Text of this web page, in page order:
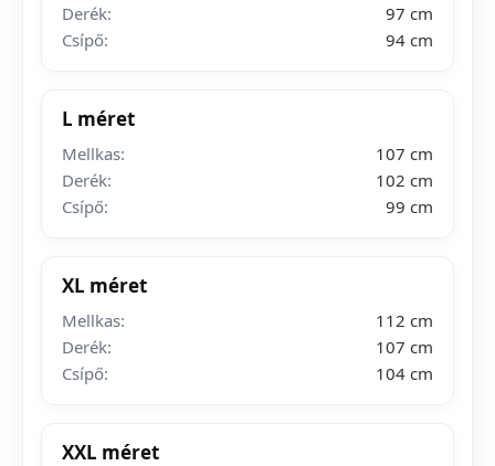
Derék:
97 cm
Csípő:
94 cm
L méret
Mellkas:
107 cm
Derék:
102 cm
Csípő:
99 cm
XL méret
Mellkas:
112 cm
Derék:
107 cm
Csípő:
104 cm
XXL méret